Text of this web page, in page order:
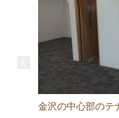
金沢の中心部のテ